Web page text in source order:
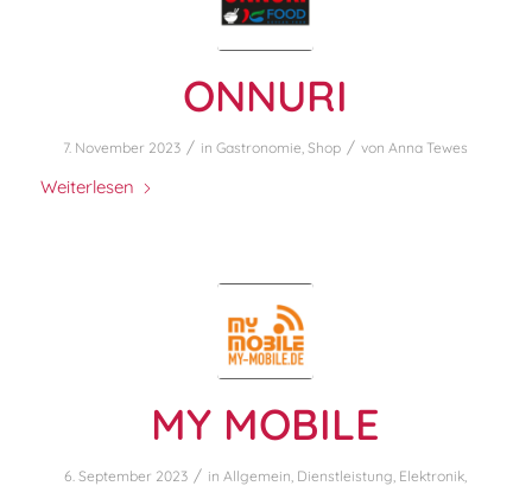
ONNURI
7. November 2023 / inGastronomie,Shop / vonAnna Tewes
Weiterlesen
MY MOBILE
6. September 2023 / inAllgemein, Dienstleistung, Elektronik,